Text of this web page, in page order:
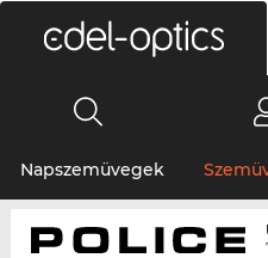
Napszemüvegek